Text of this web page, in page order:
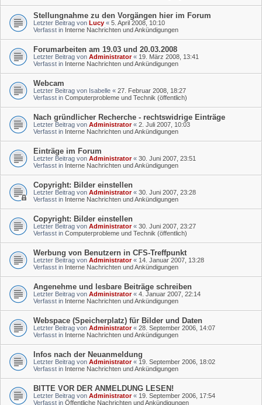
Stellungnahme zu den Vorgängen hier im Forum
Letzter Beitrag von Lucy « 5. April 2008, 10:10
Verfasst in Interne Nachrichten und Ankündigungen
Forumarbeiten am 19.03 und 20.03.2008
Letzter Beitrag von Administrator« 19. März 2008, 13:41
Verfasst in Interne Nachrichten und Ankündigungen
Webcam
Letzter Beitrag von Isabelle « 27. Februar 2008, 18:27
Verfasst in Computerprobleme und Technik (öffentlich)
Nach gründlicher Recherche - rechtswidrige Einträge
Letzter Beitrag von Administrator« 2. Juli 2007, 10:03
Verfasst in Interne Nachrichten und Ankündigungen
Einträge im Forum
Letzter Beitrag von Administrator« 30. Juni 2007, 23:51
Verfasst in Interne Nachrichten und Ankündigungen
Copyright: Bilder einstellen
Letzter Beitrag von Administrator« 30. Juni 2007, 23:28
Verfasst in Interne Nachrichten und Ankündigungen
Copyright: Bilder einstellen
Letzter Beitrag von Administrator« 30. Juni 2007, 23:27
Verfasst in Computerprobleme und Technik (öffentlich)
Werbung von Benutzern in CFS-Treffpunkt
Letzter Beitrag von Administrator« 14. Januar 2007, 13:28
Verfasst in Interne Nachrichten und Ankündigungen
Angenehme und lesbare Beiträge schreiben
Letzter Beitrag von Administrator« 4. Januar 2007, 22:14
Verfasst in Interne Nachrichten und Ankündigungen
Webspace (Speicherplatz) für Bilder und Daten
Letzter Beitrag von Administrator« 28. September 2006, 14:07
Verfasst in Interne Nachrichten und Ankündigungen
Infos nach der Neuanmeldung
Letzter Beitrag von Administrator« 19. September 2006, 18:02
Verfasst in Interne Nachrichten und Ankündigungen
BITTE VOR DER ANMELDUNG LESEN!
Letzter Beitrag von Administrator« 19. September 2006, 17:54
Verfasst in Öffentliche Nachrichten und Ankündigungen